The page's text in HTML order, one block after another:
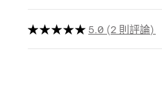
5.0 2 則評論